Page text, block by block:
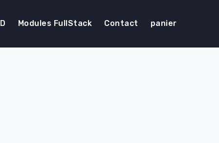
Modules FullStack Contact panier